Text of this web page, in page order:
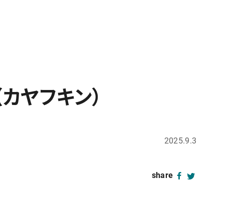
ヤフキン）
2025.9.3
share